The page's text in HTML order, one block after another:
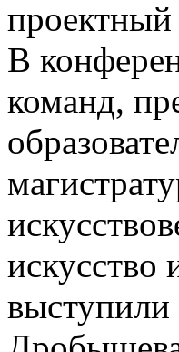
В
команд,
искусство